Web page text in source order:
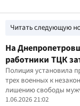
Читать следующую
На
работники ТЦК
мужчину в бус, а
стало плохо –
возле мусорника
Полиция установила
трех военных к
лишению свободы
1.06.2026 21:02